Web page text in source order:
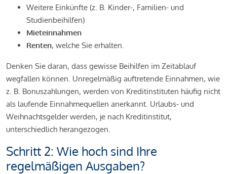
Weitere Einkünfte (z. B. Kinder-, Familien- und
Studienbeihilfen)
Mieteinnahmen
Renten, welche Sie erhalten.
Denken Sie daran, dass gewisse Beihilfen im Zeitablauf
wegfallen können. Unregelmäßig auftretende Einnahmen, wie
z. B. Bonuszahlungen, werden von Kreditinstituten häufig nicht
als laufende Einnahmequellen anerkannt. Urlaubs- und
Weihnachtsgelder werden, je nach Kreditinstitut,
unterschiedlich herangezogen.
Schritt 2: Wie hoch sind Ihre
regelmäßigen Ausgaben?